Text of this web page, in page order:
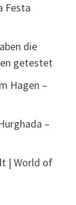
Festa
die
getestet
Hagen –
–
| World of